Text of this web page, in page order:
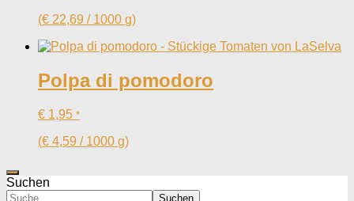
(€ 22,69 / 1000 g)
Polpa di pomodoro
€ 1,95 *
(€ 4,59 / 1000 g)
Suchen
Suchen